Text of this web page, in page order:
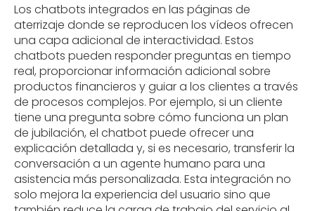
Los chatbots integrados en las páginas de
aterrizaje donde se reproducen los vídeos ofrecen
una capa adicional de interactividad. Estos
chatbots pueden responder preguntas en tiempo
real, proporcionar información adicional sobre
productos financieros y guiar a los clientes a través
de procesos complejos. Por ejemplo, si un cliente
tiene una pregunta sobre cómo funciona un plan
de jubilación, el chatbot puede ofrecer una
explicación detallada y, si es necesario, transferir la
conversación a un agente humano para una
asistencia más personalizada. Esta integración no
solo mejora la experiencia del usuario sino que